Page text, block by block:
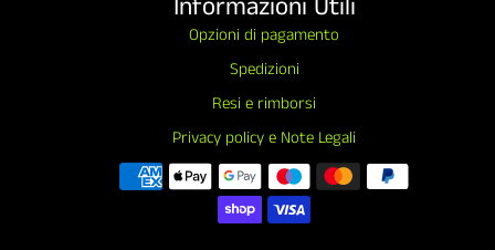
Opzioni di pagamento
Spedizioni
Resi e rimborsi
Privacy policy e Note Legali